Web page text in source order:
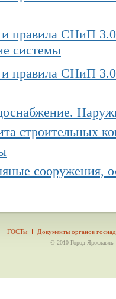
правила СНиП
системы
правила СНиП
строительных
сооружения,
ГОСТы Документы органов
© 2010 Город Ярославль